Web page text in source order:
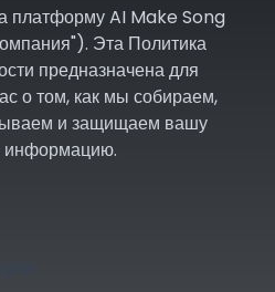
платформу AI Make Song
Эта Политика
предназначена для
о том, как мы собираем,
и защищаем вашу
информацию.